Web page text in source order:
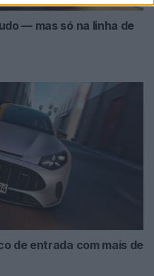
— mas só na linha de
de entrada com mais de